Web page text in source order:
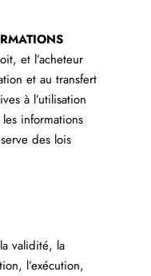
et l’acheteur
et au transfert
à l’utilisation
informations
des lois
validité, la
l’exécution,